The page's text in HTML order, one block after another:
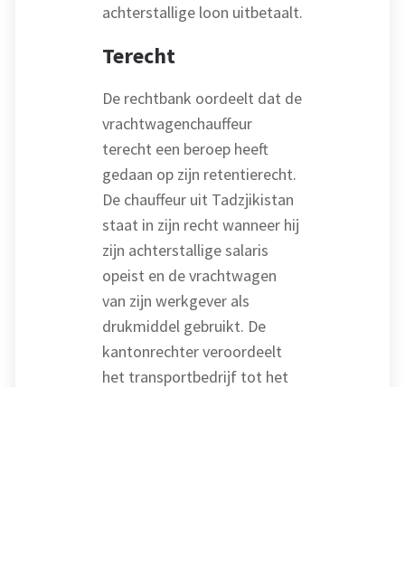
achterstallige loon uitbetaalt.
Terecht
De rechtbank oordeelt dat de
vrachtwagenchauffeur
terecht een beroep heeft
gedaan op zijn retentierecht.
De chauffeur uit Tadzjikistan
staat in zijn recht wanneer hij
zijn achterstallige salaris
opeist en de vrachtwagen
van zijn werkgever als
drukmiddel gebruikt. De
kantonrechter veroordeelt
het transportbedrijf tot het